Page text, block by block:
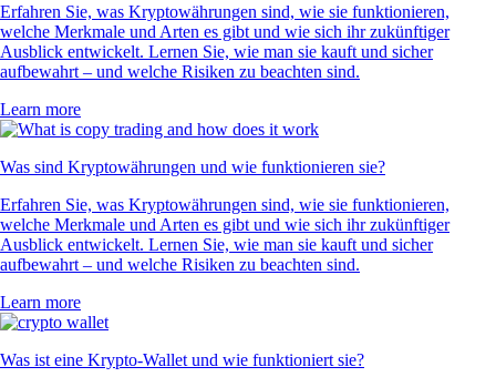
Erfahren Sie, was Kryptowährungen sind, wie sie funktionieren,
welche Merkmale und Arten es gibt und wie sich ihr zukünftiger
Ausblick entwickelt. Lernen Sie, wie man sie kauft und sicher
aufbewahrt – und welche Risiken zu beachten sind.
Learn more
Was sind Kryptowährungen und wie funktionieren sie?
Erfahren Sie, was Kryptowährungen sind, wie sie funktionieren,
welche Merkmale und Arten es gibt und wie sich ihr zukünftiger
Ausblick entwickelt. Lernen Sie, wie man sie kauft und sicher
aufbewahrt – und welche Risiken zu beachten sind.
Learn more
Was ist eine Krypto-Wallet und wie funktioniert sie?